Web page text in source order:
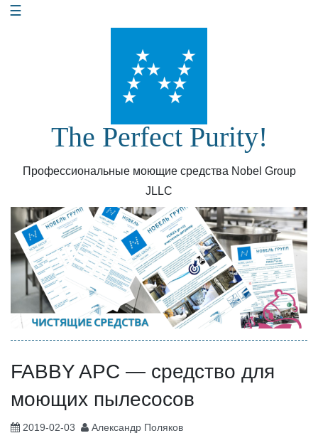
Перейти
☰
The Perfect Purity!
Профессиональные моющие средства Nobel Group
JLLC
FABBY APC — средство для
моющих пылесосов
2019-02-03 Александр Поляков